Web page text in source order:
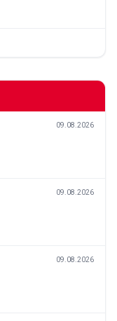
09.08.2026
09.08.2026
09.08.2026